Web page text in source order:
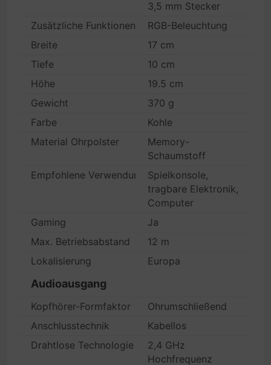
3,5 mm Stecker
Zusätzliche Funktionen
RGB-Beleuchtung
Breite
17 cm
Tiefe
10 cm
Höhe
19.5 cm
Gewicht
370 g
Farbe
Kohle
Material Ohrpolster
Memory-
Schaumstoff
Empfohlene Verwendung
Spielkonsole,
tragbare Elektronik,
Computer
Gaming
Ja
Max. Betriebsabstand
12 m
Lokalisierung
Europa
Audioausgang
Kopfhörer-Formfaktor
Ohrumschließend
Anschlusstechnik
Kabellos
Drahtlose Technologie
2,4 GHz
Hochfrequenz